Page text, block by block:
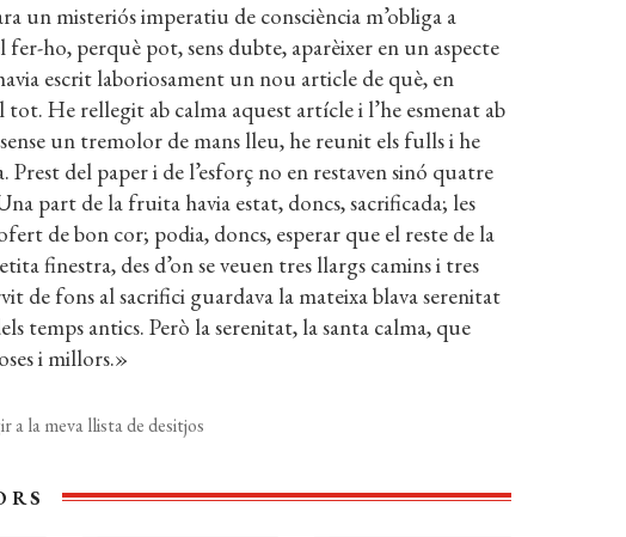
un misteriós imperatiu de consciència m’obliga a
ho, perquè pot, sens dubte, aparèixer en un aspecte
escrit laboriosament un nou article de què, en
He rellegit ab calma aquest artícle i l’he esmenat ab
un tremolor de mans lleu, he reunit els fulls i he
Prest del paper i de l’esforç no en restaven sinó quatre
part de la fruita havia estat, doncs, sacrificada; les
de bon cor; podia, doncs, esperar que el reste de la
finestra, des d’on se veuen tres llargs camins i tres
de fons al sacrifici guardava la mateixa blava serenitat
temps antics. Però la serenitat, la santa calma, que
i millors.»
a la meva llista de desitjos